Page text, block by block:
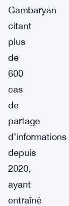
Gambaryan
citant
plus
de
600
cas
de
partage
d’informations
depuis
2020,
ayant
entraîné